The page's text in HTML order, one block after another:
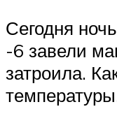
Сегодня
-6 завели
затроила.